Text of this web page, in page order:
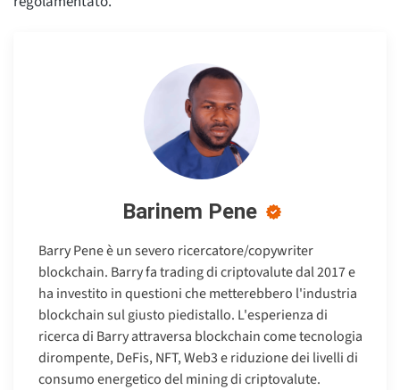
Barinem Pene
Barry Pene è un severo ricercatore/copywriter
blockchain. Barry fa trading di criptovalute dal 2017 e
ha investito in questioni che metterebbero l'industria
blockchain sul giusto piedistallo. L'esperienza di
ricerca di Barry attraversa blockchain come tecnologia
dirompente, DeFis, NFT, Web3 e riduzione dei livelli di
consumo energetico del mining di criptovalute.